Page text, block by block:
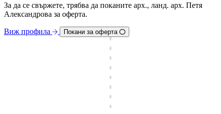
За да се свържете, трябва дa поканите арх., ланд. арх. Петя
Александрова за оферта.
Виж профила Покани за оферта